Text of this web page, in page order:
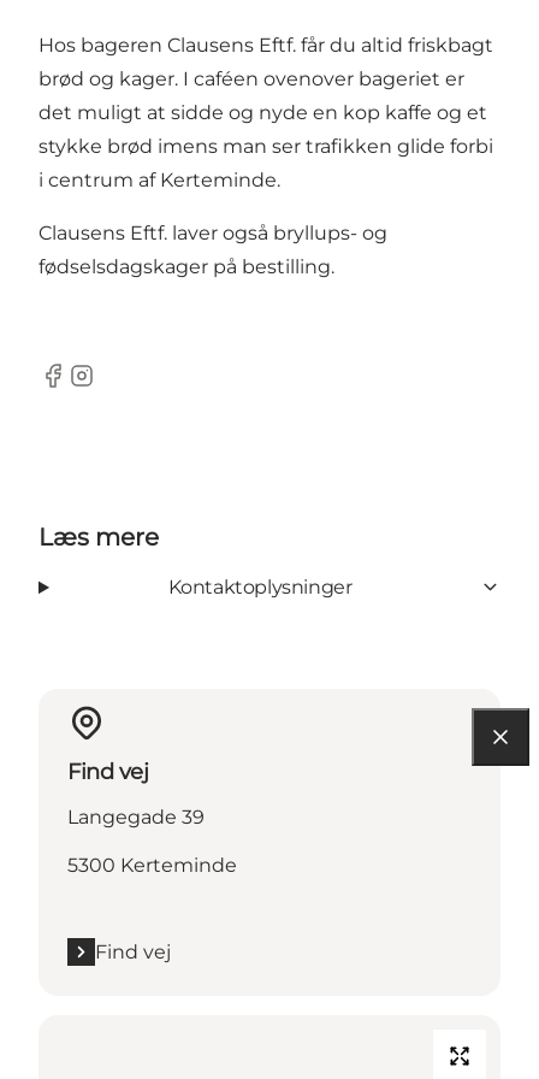
Hos bageren Clausens Eftf. får du altid friskbagt
brød og kager. I caféen ovenover bageriet er
det muligt at sidde og nyde en kop kaffe og et
stykke brød imens man ser trafikken glide forbi
i centrum af Kerteminde.
Clausens Eftf. laver også bryllups- og
fødselsdagskager på bestilling.
Facebook
Instagram
Læs mere
Kontaktoplysninger
Find vej
Langegade 39
5300 Kerteminde
Find vej